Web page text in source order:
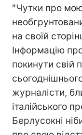
"Чутки про мою
на своїй
Інформацію
покинути свій
журналісти,
італійського
Берлусокні